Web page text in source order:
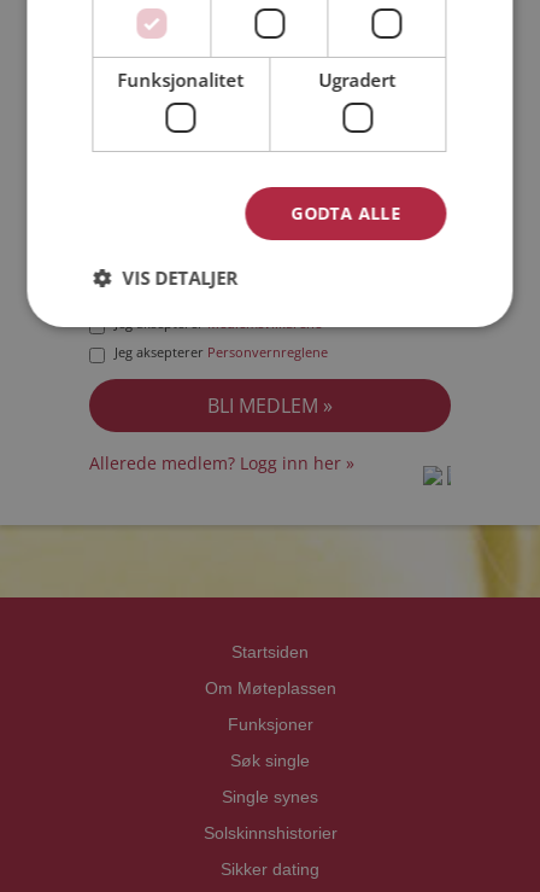
Jeg er en: Mann Kvinne
Min alder:
Jeg akseptererMedlemsvilkårene
Jeg aksepterer Personvernreglene
Allerede medlem? Logg inn her »
Startsiden
Om Møteplassen
Funksjoner
Søk single
Single synes
Solskinnshistorier
Sikker dating
Funksjonalitet Ugradert
GODTA ALLE
VIS DETALJER